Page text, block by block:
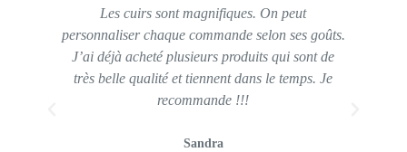
Les cuirs sont magnifiques. On peut
personnaliser chaque commande selon ses goûts.
J’ai déjà acheté plusieurs produits qui sont de
très belle qualité et tiennent dans le temps. Je
recommande !!!
Sandra